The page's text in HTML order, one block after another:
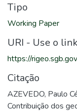
Tipo
Working Paper
URI - Use o
https://
Citação
AZEVEDO, Paulo
Contribuição dos